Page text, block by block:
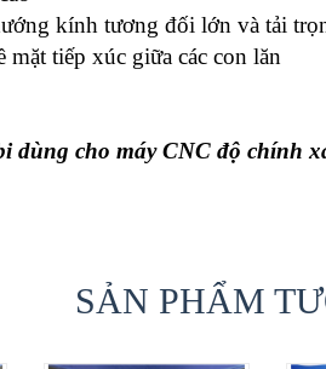
kính tương đối lớn và tải
mặt tiếp xúc giữa các con lăn
dùng cho máy CNC độ chính
SẢN PHẨM